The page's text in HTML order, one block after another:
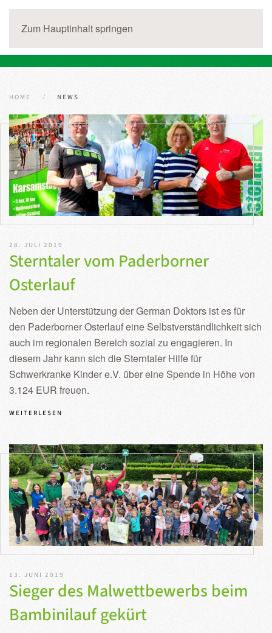
Zum Hauptinhalt springen
HOME NEWS
28. JULI 2019
Sterntaler vom Paderborner
Osterlauf
Neben der Unterstützung der German Doktors ist es für
den Paderborner Osterlauf eine Selbstverständlichkeit sich
auch im regionalen Bereich sozial zu engagieren. In
diesem Jahr kann sich die Sterntaler Hilfe für
Schwerkranke Kinder e.V. über eine Spende in Höhe von
3.124 EUR freuen.
WEITERLESEN
13. JUNI 2019
Sieger des Malwettbewerbs beim
Bambinilauf gekürt